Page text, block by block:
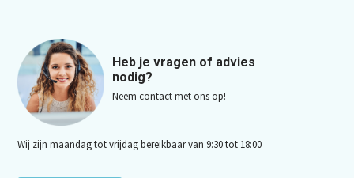
Heb je vragen of advies
nodig?
Neem contact met ons op!
Wij zijn maandag tot vrijdag bereikbaar van 9:30 tot 18:00